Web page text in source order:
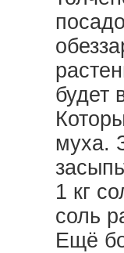
будет
муха.
1 кг
соль
Ещё